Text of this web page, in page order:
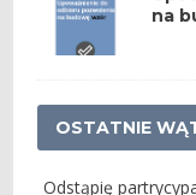
na
OSTATNIE
Odstąpię